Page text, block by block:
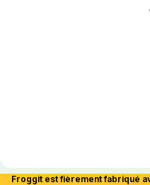
Froggit est fièrement fabriqué